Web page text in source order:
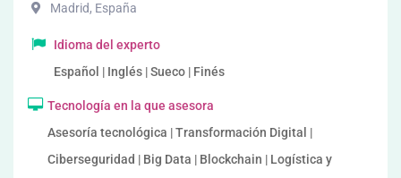
Madrid, España
Idioma del experto
Español | Inglés | Sueco | Finés
Tecnología en la que asesora
Asesoría tecnológica | Transformación Digital |
Ciberseguridad | Big Data | Blockchain | Logística y